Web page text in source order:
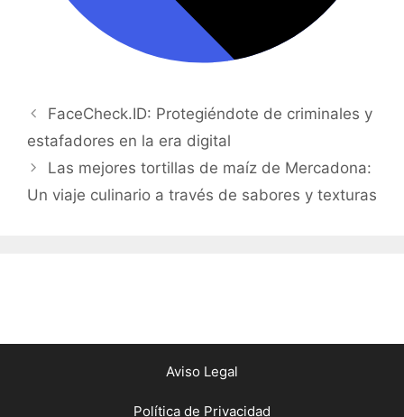
FaceCheck.ID: Protegiéndote de criminales y
estafadores en la era digital
Las mejores tortillas de maíz de Mercadona:
Un viaje culinario a través de sabores y texturas
Aviso Legal
Política de Privacidad